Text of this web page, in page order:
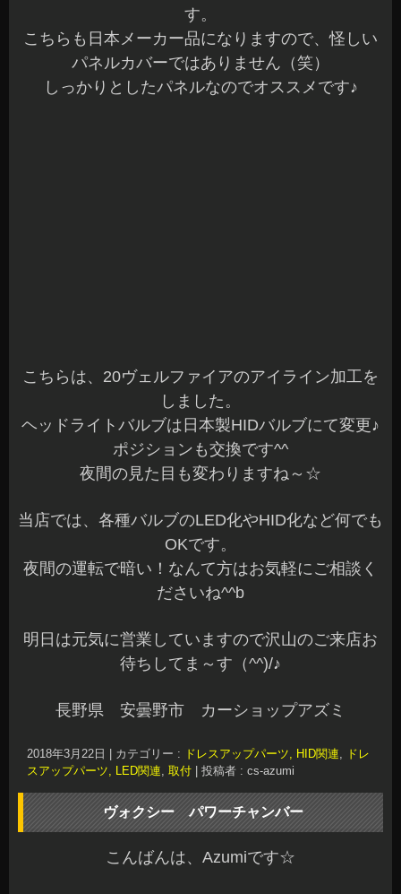
す。
こちらも日本メーカー品になりますので、怪しい
パネルカバーではありません（笑）
しっかりとしたパネルなのでオススメです♪
こちらは、20ヴェルファイアのアイライン加工を
しました。
ヘッドライトバルブは日本製HIDバルブにて変更♪
ポジションも交換です^^
夜間の見た目も変わりますね～☆
当店では、各種バルブのLED化やHID化など何でも
OKです。
夜間の運転で暗い！なんて方はお気軽にご相談く
ださいね^^b
明日は元気に営業していますので沢山のご来店お
待ちしてま～す（^^)/♪
長野県 安曇野市 カーショップアズミ
2018年3月22日 カテゴリー : ドレスアップパーツ, HID関連, ドレ
スアップパーツ, LED関連, 取付 投稿者 : cs-azumi
ヴォクシー パワーチャンバー
こんばんは、Azumiです☆